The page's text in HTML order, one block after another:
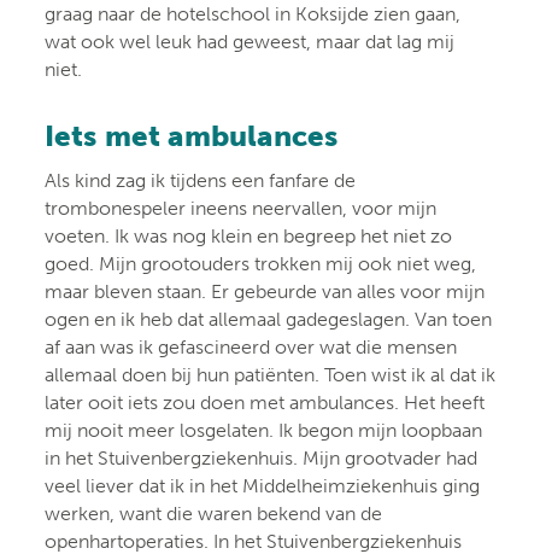
graag naar de hotelschool in Koksijde zien gaan,
wat ook wel leuk had geweest, maar dat lag mij
niet.
Iets met ambulances
Als kind zag ik tijdens een fanfare de
trombonespeler ineens neervallen, voor mijn
voeten. Ik was nog klein en begreep het niet zo
goed. Mijn grootouders trokken mij ook niet weg,
maar bleven staan. Er gebeurde van alles voor mijn
ogen en ik heb dat allemaal gadegeslagen. Van toen
af aan was ik gefascineerd over wat die mensen
allemaal doen bij hun patiënten. Toen wist ik al dat ik
later ooit iets zou doen met ambulances. Het heeft
mij nooit meer losgelaten. Ik begon mijn loopbaan
in het Stuivenbergziekenhuis. Mijn grootvader had
veel liever dat ik in het Middelheimziekenhuis ging
werken, want die waren bekend van de
openhartoperaties. In het Stuivenbergziekenhuis